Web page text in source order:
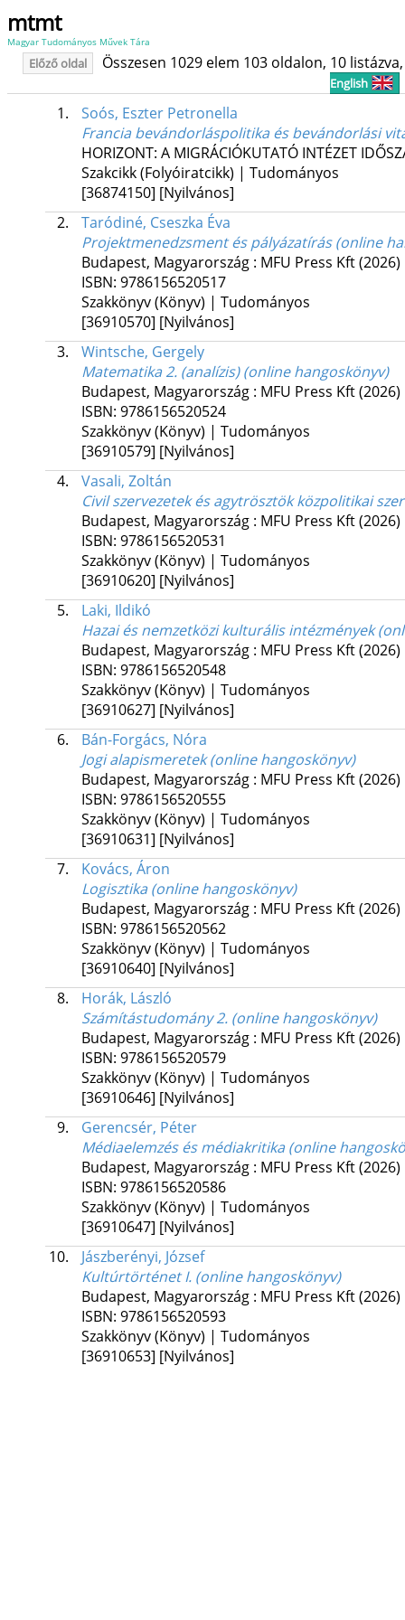
mtmt
Magyar Tudományos Művek Tára
Előző oldal Összesen 1029 elem 103 oldalon, 10
English
1.
Soós, Eszter Petronella
Francia bevándorláspolitika és bevándorlási
HORIZONT: A MIGRÁCIÓKUTATÓ INTÉZET
Szakcikk (Folyóiratcikk) | Tudományos
[36874150] [Nyilvános]
2.
Taródiné, Cseszka Éva
Projektmenedzsment és pályázatírás (online
Budapest, Magyarország : MFU Press Kft(2026)
ISBN: 9786156520517
Szakkönyv (Könyv) | Tudományos
[36910570] [Nyilvános]
3.
Wintsche, Gergely
Matematika 2. (analízis) (online hangoskönyv)
Budapest, Magyarország : MFU Press Kft(2026)
ISBN: 9786156520524
Szakkönyv (Könyv) | Tudományos
[36910579] [Nyilvános]
4.
Vasali, Zoltán
Civil szervezetek és agytrösztök közpolitikai
Budapest, Magyarország : MFU Press Kft(2026)
ISBN: 9786156520531
Szakkönyv (Könyv) | Tudományos
[36910620] [Nyilvános]
5.
Laki, Ildikó
Hazai és nemzetközi kulturális intézmények
Budapest, Magyarország : MFU Press Kft(2026)
ISBN: 9786156520548
Szakkönyv (Könyv) | Tudományos
[36910627] [Nyilvános]
6.
Bán-Forgács, Nóra
Jogi alapismeretek (online hangoskönyv)
Budapest, Magyarország : MFU Press Kft(2026)
ISBN: 9786156520555
Szakkönyv (Könyv) | Tudományos
[36910631] [Nyilvános]
7.
Kovács, Áron
Logisztika (online hangoskönyv)
Budapest, Magyarország : MFU Press Kft(2026)
ISBN: 9786156520562
Szakkönyv (Könyv) | Tudományos
[36910640] [Nyilvános]
8.
Horák, László
Számítástudomány 2. (online hangoskönyv)
Budapest, Magyarország : MFU Press Kft(2026)
ISBN: 9786156520579
Szakkönyv (Könyv) | Tudományos
[36910646] [Nyilvános]
9.
Gerencsér, Péter
Médiaelemzés és médiakritika (online
Budapest, Magyarország : MFU Press Kft(2026)
ISBN: 9786156520586
Szakkönyv (Könyv) | Tudományos
[36910647] [Nyilvános]
10.
Jászberényi, József
Kultúrtörténet I. (online hangoskönyv)
Budapest, Magyarország : MFU Press Kft(2026)
ISBN: 9786156520593
Szakkönyv (Könyv) | Tudományos
[36910653] [Nyilvános]